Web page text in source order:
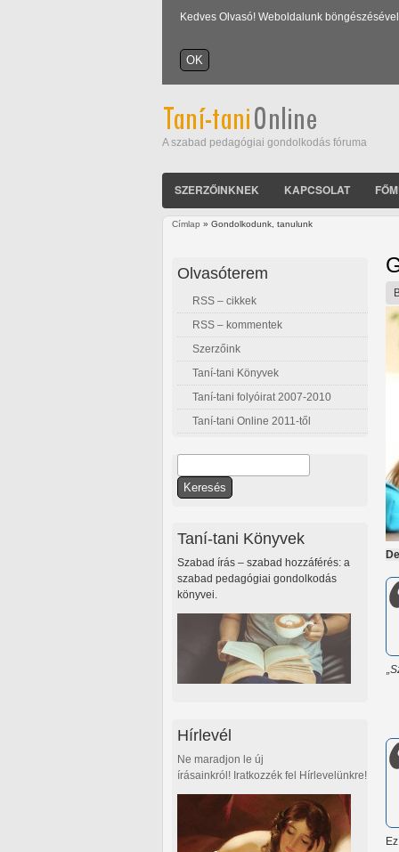
Kedves Olvasó! Weboldalunk
A szabad pedagógiai gondolkodás fóruma
SZERZŐINKNEK KAPCSOLAT
Címlap » Gondolkodunk, tanulunk
Olvasóterem
RSS – cikkek
RSS – kommentek
Szerzőink
Taní-tani Könyvek
Taní-tani folyóirat 2007-2010
Taní-tani Online 2011-től
Keresés űrlap
Taní-tani Könyvek
Szabad írás – szabad hozzáférés: a
szabad pedagógiai gondolkodás
könyvei.
Hírlevél
Ne maradjon le új
írásainkról! Iratkozzék fel Hírlevelünkre!